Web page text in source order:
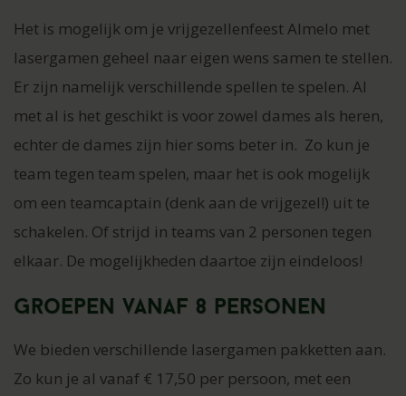
Het is mogelijk om je vrijgezellenfeest Almelo met
lasergamen geheel naar eigen wens samen te stellen.
Er zijn namelijk verschillende spellen te spelen. Al
met al is het geschikt is voor zowel dames als heren,
echter de dames zijn hier soms beter in. Zo kun je
team tegen team spelen, maar het is ook mogelijk
om een teamcaptain (denk aan de vrijgezel!) uit te
schakelen. Of strijd in teams van 2 personen tegen
elkaar. De mogelijkheden daartoe zijn eindeloos!
Groepen vanaf 8 personen
We bieden verschillende lasergamen pakketten aan.
Zo kun je al vanaf € 17,50 per persoon, met een